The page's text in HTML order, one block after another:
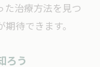
た治療方法を見つ
待できます。
ろう